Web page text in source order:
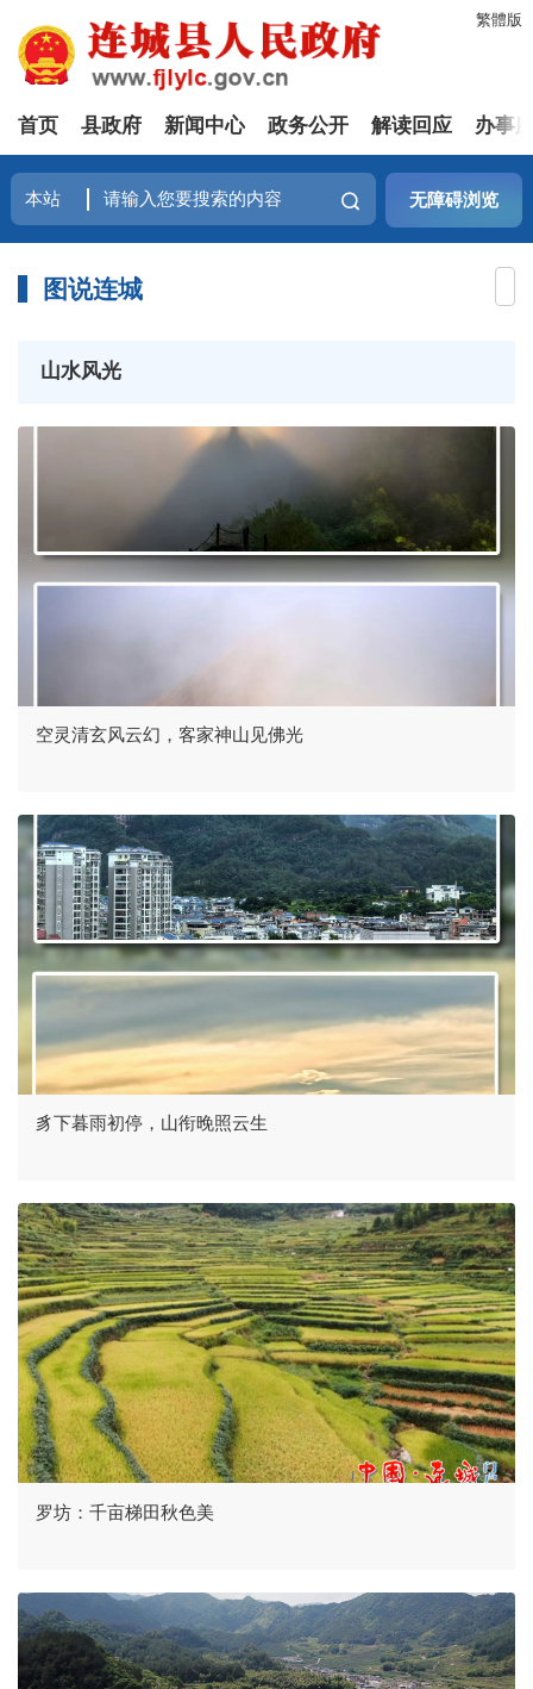
繁體版
首页 县政府 新闻中心 政务公开 解读回应 办事
无障碍浏览
图说连城
山水风光
空灵清玄风云幻，客家神山见佛光
豸下暮雨初停，山衔晚照云生
罗坊：千亩梯田秋色美